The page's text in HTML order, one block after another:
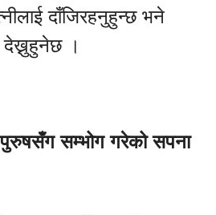
दाँजिरहनुहुन्छ भने
देख्नुहुनेछ ।
सम्भोग गरेको सपना